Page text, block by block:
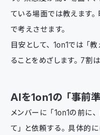
ている場面では教えます
で考えさせます。
目安として、1on1では「
ることをめざします。7割
AIを1on1の「事前
メンバーに「1on1の前に
て」と依頼する。具体的